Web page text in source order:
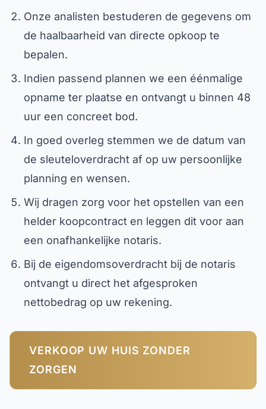
Onze analisten bestuderen de gegevens om
de haalbaarheid van directe opkoop te
bepalen.
Indien passend plannen we een éénmalige
opname ter plaatse en ontvangt u binnen 48
uur een concreet bod.
In goed overleg stemmen we de datum van
de sleuteloverdracht af op uw persoonlijke
planning en wensen.
Wij dragen zorg voor het opstellen van een
helder koopcontract en leggen dit voor aan
een onafhankelijke notaris.
Bij de eigendomsoverdracht bij de notaris
ontvangt u direct het afgesproken
nettobedrag op uw rekening.
VERKOOP UW HUIS ZONDER
ZORGEN